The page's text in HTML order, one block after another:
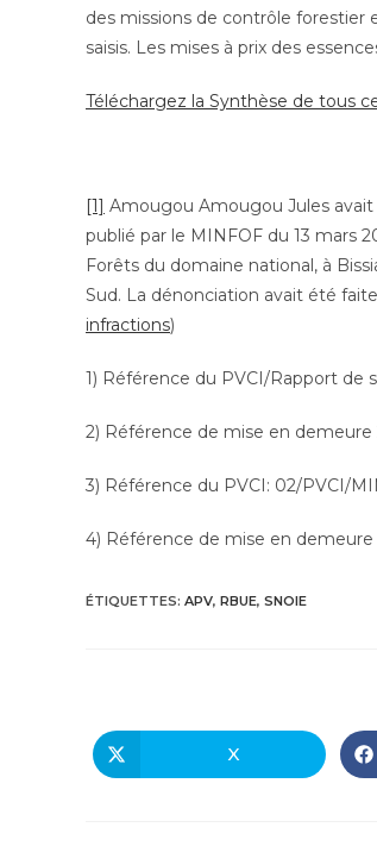
des missions de contrôle
saisis. Les mises à prix des
Téléchargez la Synthèse de tous
[1] Amougou Amougou Jules avait
publié par le MINFOF du 13 mars
Forêts du domaine national, à
Sud. La dénonciation avait été
infractions)
1) Référence du PVCI/Rapport de
2) Référence de mise en demeure
3) Référence du PVCI: 02/PVCI/
4) Référence de mise en
ÉTIQUETTES: APV, RBUE, SNOIE
Ouvrir
dans
X